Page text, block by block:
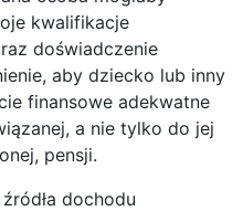
kwalifikacje
doświadczenie
aby dziecko lub inny
finansowe adekwatne
a nie tylko do jej
pensji.
dochodu